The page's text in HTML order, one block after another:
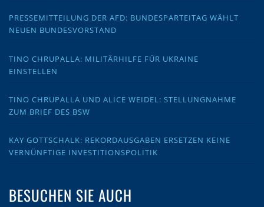
PRESSEMITTEILUNG DER AFD: BUNDESPARTEITAG WÄHLT
NEUEN BUNDESVORSTAND
TINO CHRUPALLA: MILITÄRHILFE FÜR UKRAINE
EINSTELLEN
TINO CHRUPALLA UND ALICE WEIDEL: STELLUNGNAHME
ZUM BRIEF DES BSW
KAY GOTTSCHALK: REKORDAUSGABEN ERSETZEN KEINE
VERNÜNFTIGE INVESTITIONSPOLITIK
BESUCHEN SIE AUCH